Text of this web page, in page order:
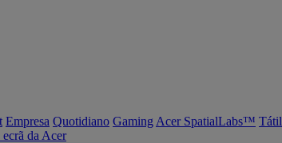
Empresa Quotidiano Gaming Acer SpatialLabs™ Tátil
da Acer